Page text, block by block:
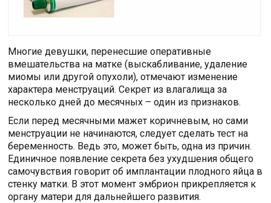
Многие девушки, перенесшие оперативные
вмешательства на матке (выскабливание, удаление
миомы или другой опухоли), отмечают изменение
характера менструаций. Секрет из влагалища за
несколько дней до месячных – один из признаков.
Если перед месячными мажет коричневым, но сами
менструации не начинаются, следует сделать тест на
беременность. Ведь это, может быть, одна из причин.
Единичное появление секрета без ухудшения общего
самочувствия говорит об имплантации плодного яйца в
стенку матки. В этот момент эмбрион прикрепляется к
органу матери для дальнейшего развития.